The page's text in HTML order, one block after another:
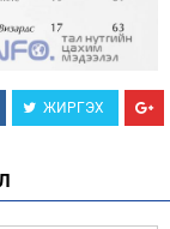
ЖИРГЭХ